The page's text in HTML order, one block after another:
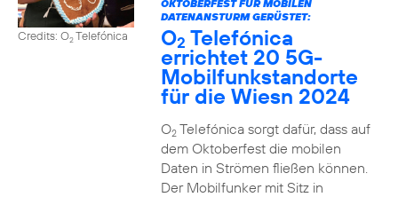
Credits: O2Telefónica
OKTOBERFEST FÜR MOBILEN
DATENANSTURM GERÜSTET:
O2 Telefónica
errichtet 20 5G-
Mobilfunkstandorte
für die Wiesn 2024
O2Telefónica sorgt dafür, dass auf
dem Oktoberfest die mobilen
Daten in Strömen fließen können.
Der Mobilfunker mit Sitz in